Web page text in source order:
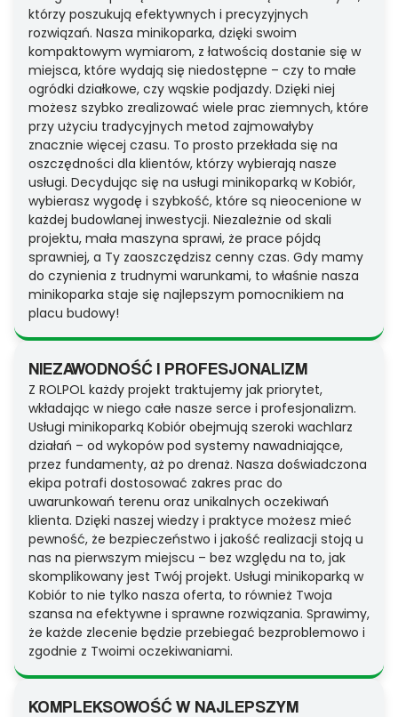
którzy poszukują efektywnych i precyzyjnych
rozwiązań. Nasza minikoparka, dzięki swoim
kompaktowym wymiarom, z łatwością dostanie się w
miejsca, które wydają się niedostępne – czy to małe
ogródki działkowe, czy wąskie podjazdy. Dzięki niej
możesz szybko zrealizować wiele prac ziemnych, które
przy użyciu tradycyjnych metod zajmowałyby
znacznie więcej czasu. To prosto przekłada się na
oszczędności dla klientów, którzy wybierają nasze
usługi. Decydując się na usługi minikoparką w Kobiór,
wybierasz wygodę i szybkość, które są nieocenione w
każdej budowlanej inwestycji. Niezależnie od skali
projektu, mała maszyna sprawi, że prace pójdą
sprawniej, a Ty zaoszczędzisz cenny czas. Gdy mamy
do czynienia z trudnymi warunkami, to właśnie nasza
minikoparka staje się najlepszym pomocnikiem na
placu budowy!
NIEZAWODNOŚĆ I PROFESJONALIZM
Z ROLPOL każdy projekt traktujemy jak priorytet,
wkładając w niego całe nasze serce i profesjonalizm.
Usługi minikoparką Kobiór obejmują szeroki wachlarz
działań – od wykopów pod systemy nawadniające,
przez fundamenty, aż po drenaż. Nasza doświadczona
ekipa potrafi dostosować zakres prac do
uwarunkowań terenu oraz unikalnych oczekiwań
klienta. Dzięki naszej wiedzy i praktyce możesz mieć
pewność, że bezpieczeństwo i jakość realizacji stoją u
nas na pierwszym miejscu – bez względu na to, jak
skomplikowany jest Twój projekt. Usługi minikoparką w
Kobiór to nie tylko nasza oferta, to również Twoja
szansa na efektywne i sprawne rozwiązania. Sprawimy,
że każde zlecenie będzie przebiegać bezproblemowo i
zgodnie z Twoimi oczekiwaniami.
KOMPLEKSOWOŚĆ W NAJLEPSZYM